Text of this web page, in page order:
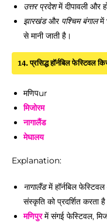
उत्तर प्रदेशमें दीपावली और
झारखंडऔर पश्चिम बंगालमें
से मानी जाती है।
14. प्रसिद्ध हॉर्नबिल फेस्टिवल
मणिपur
मिजोरम
नागालैंड
मेघालय
Explanation:
नागालैंडमें हॉर्नबिल
संस्कृति को प्रदर्शित करता
मणिपुरमें संगई फेस्टिवल,